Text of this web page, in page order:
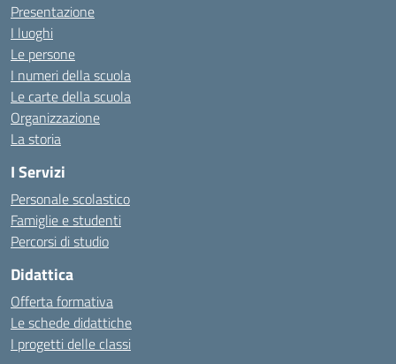
Presentazione
I luoghi
Le persone
I numeri della scuola
Le carte della scuola
Organizzazione
La storia
I Servizi
Personale scolastico
Famiglie e studenti
Percorsi di studio
Didattica
Offerta formativa
Le schede didattiche
I progetti delle classi